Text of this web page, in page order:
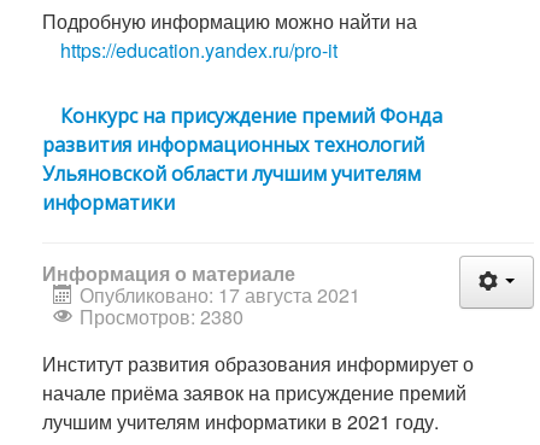
Подробную информацию можно найти на
https://education.yandex.ru/pro-it
Конкурс на присуждение премий Фонда
развития информационных технологий
Ульяновской области лучшим учителям
информатики
Информация о материале
Опубликовано: 17 августа 2021
Просмотров: 2380
Институт развития образования информирует о
начале приёма заявок на присуждение премий
лучшим учителям информатики в 2021 году.